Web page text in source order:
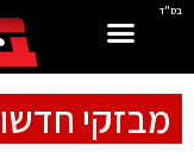
בס"ד
מבזקי